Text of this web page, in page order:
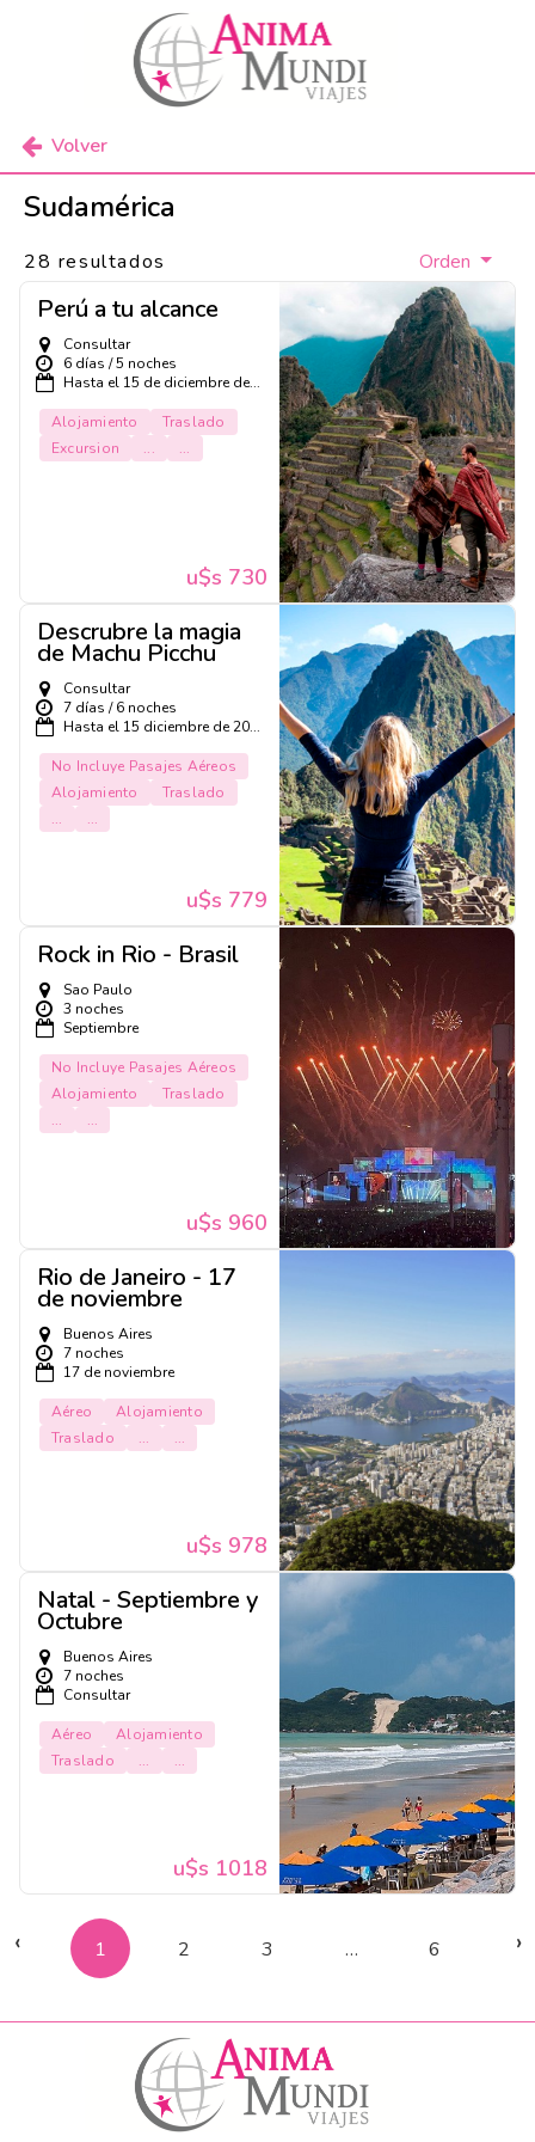
Volver
Sudamérica
28 resultados Orden
Perú a tu alcance
Consultar
6 días / 5 noches
Hasta el 15 de diciembre de...
Alojamiento
Traslado
Excursion
... ...
u$s 730
Descrubre la magia
de Machu Picchu
Consultar
7 días / 6 noches
Hasta el 15 diciembre de 20...
No Incluye Pasajes Aéreos
Alojamiento
Traslado
...
...
u$s 779
Rock in Rio - Brasil
Sao Paulo
3 noches
Septiembre
No Incluye Pasajes Aéreos
Alojamiento
Traslado
...
...
u$s 960
Rio de Janeiro - 17
de noviembre
Buenos Aires
7 noches
17 de noviembre
Aéreo
Alojamiento
Traslado
... ...
u$s 978
Natal - Septiembre y
Octubre
Buenos Aires
7 noches
Consultar
Aéreo
Alojamiento
Traslado
... ...
u$s 1018
‹ 1 2 3 … 6 ›